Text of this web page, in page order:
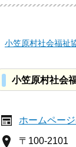
小笠原村社会福祉
小笠原村社会
ホームペー
〒100-2101